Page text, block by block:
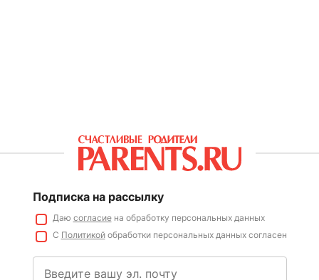
Подписка на рассылку
Даю согласиена обработку персональных данных
С Политикойобработки персональных данных согласен